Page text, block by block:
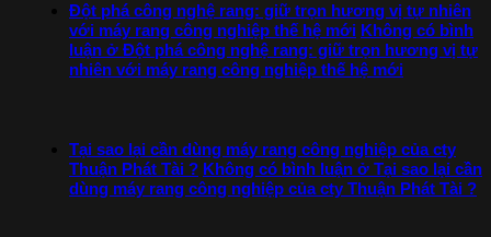
Đột phá công nghệ rang: giữ trọn hương vị tự nhiên
với máy rang công nghiệp thế hệ mới Không có bình
luận ở Đột phá công nghệ rang: giữ trọn hương vị tự
nhiên với máy rang công nghiệp thế hệ mới
Tại sao lại cần dùng máy rang công nghiệp của cty
Thuận Phát Tài ? Không có bình luận ở Tại sao lại cần
dùng máy rang công nghiệp của cty Thuận Phát Tài ?